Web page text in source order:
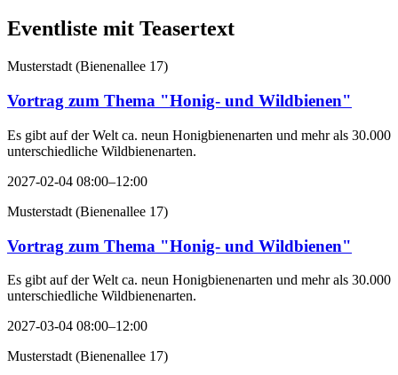
Eventliste mit Teasertext
Musterstadt (Bienenallee 17)
Vortrag zum Thema "Honig- und Wildbienen"
Es gibt auf der Welt ca. neun Honigbienenarten und mehr als 30.000
unterschiedliche Wildbienenarten.
2027-02-04 08:00–12:00
Musterstadt (Bienenallee 17)
Vortrag zum Thema "Honig- und Wildbienen"
Es gibt auf der Welt ca. neun Honigbienenarten und mehr als 30.000
unterschiedliche Wildbienenarten.
2027-03-04 08:00–12:00
Musterstadt (Bienenallee 17)